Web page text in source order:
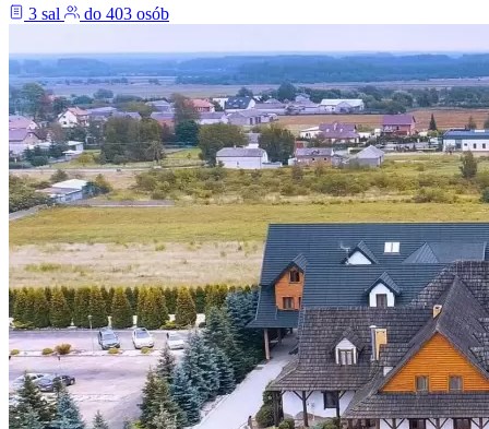
3 sal do 403 osób